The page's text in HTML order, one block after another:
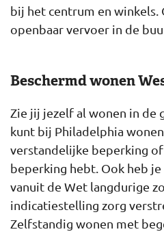
bij het centrum en winkels.
openbaar vervoer in de
Beschermd wonen
Zie jij jezelf al wonen in de
kunt bij Philadelphia
verstandelijke beperking
beperking hebt. Ook heb
vanuit de Wet langdurige
indicatiestelling zorg
Zelfstandig wonen met